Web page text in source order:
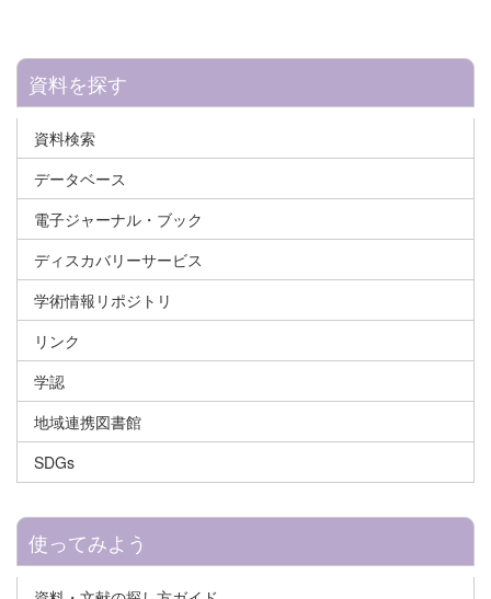
資料を探す
資料検索
データベース
電子ジャーナル・ブック
ディスカバリーサービス
学術情報リポジトリ
リンク
学認
地域連携図書館
SDGs
使ってみよう